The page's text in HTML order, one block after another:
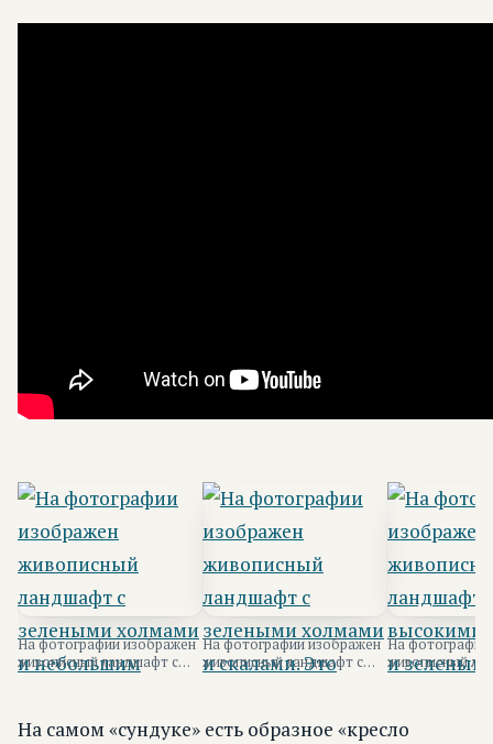
На фотографии изображен
живописный ландшафт с
На фотографии изображен
живописный ландшафт с
На
живописный
На самом «сундуке» есть образное «кресло